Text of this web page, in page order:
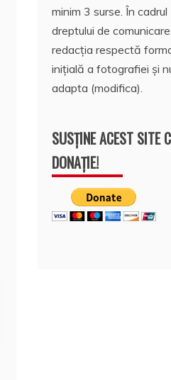
minim 3 surse. În cadrul
dreptului de comunicare,
redacția respectă
inițială a fotografiei și
adapta (modifica).
SUSȚINE ACEST SITE
DONAȚIE!